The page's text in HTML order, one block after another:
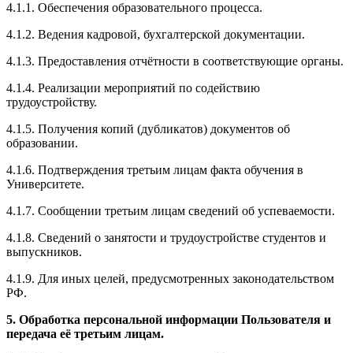
4.1.1. Обеспечения образовательного процесса.
4.1.2. Ведения кадровой, бухгалтерской документации.
4.1.3. Предоставления отчётности в соответствующие органы.
4.1.4. Реализации мероприятий по содействию
трудоустройству.
4.1.5. Получения копий (дубликатов) документов об
образовании.
4.1.6. Подтверждения третьим лицам факта обучения в
Университете.
4.1.7. Сообщении третьим лицам сведений об успеваемости.
4.1.8. Сведений о занятости и трудоустройстве студентов и
выпускников.
4.1.9. Для иных целей, предусмотренных законодательством
РФ.
5. Обработка персональной информации Пользователя и
передача её третьим лицам.